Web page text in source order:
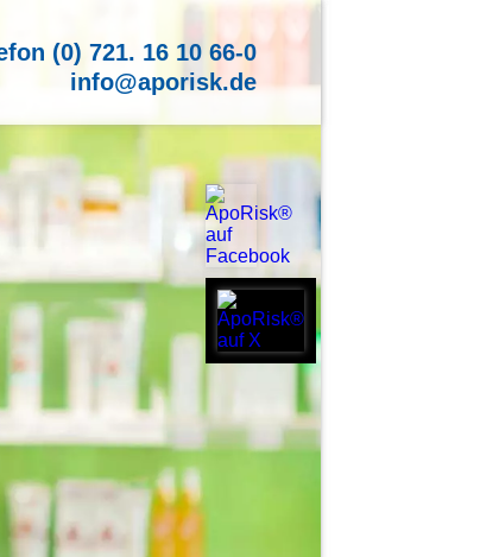
(0) 721. 16 10 66-0
info@aporisk.de